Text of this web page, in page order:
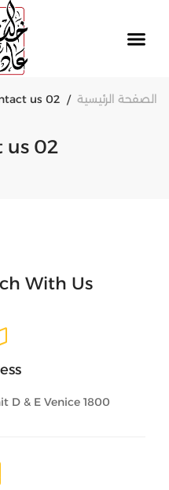
الصفحة الرئيسية us 02
us 02
With Us.
1800 Abbot Kinney Blvd. Unit D & E Venice